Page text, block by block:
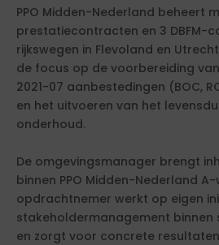
PPO Midden-Nederland beheert
prestatiecontracten en 3 DBFM-
rijkswegen in Flevoland en
de focus op de voorbereiding
2021-07 aanbestedingen (BOC,
en het uitvoeren van het
onderhoud.
De omgevingsmanager brengt
binnen PPO Midden-Nederland A-
opdrachtnemer werkt op eigen
stakeholdermanagement binnen
en zorgt voor concrete